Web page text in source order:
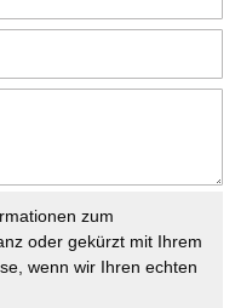
zum
oder gekürzt mit Ihrem
wenn wir Ihren echten